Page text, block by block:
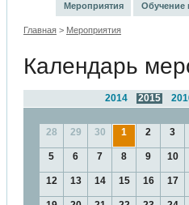
Мероприятия Обучение
Главная > Мероприятия
Календарь
2015
2014
28 29 30 1 2 3
5 6 7 8 9 10
12 13 14 15 16 17